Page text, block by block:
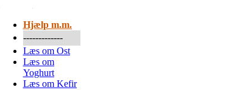
Hjælp m.m.
-------------
Læs om Ost
Læs om
Yoghurt
Læs om Kefir